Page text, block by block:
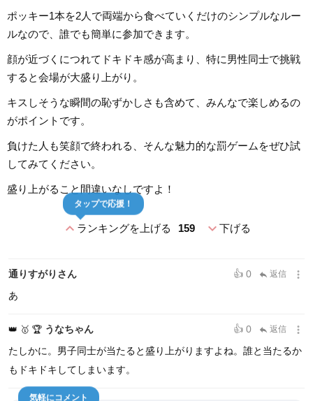
ポッキー1本を2人で両端から食べていくだけのシンプルなルー
ルなので、誰でも簡単に参加できます。
顔が近づくにつれてドキドキ感が高まり、特に男性同士で挑戦
すると会場が大盛り上がり。
キスしそうな瞬間の恥ずかしさも含めて、みんなで楽しめるの
がポイントです。
負けた人も笑顔で終われる、そんな魅力的な罰ゲームをぜひ試
してみてください。
盛り上がること間違いなしですよ！
expand_lessランキングを上げる 159
タップで応援！
expand_more下げる
通りすがりさん 👍 0 reply 返信 more_vert
あ
👑 🥇 🏆 うなちゃん 👍 0 reply 返信 more_vert
たしかに。男子同士が当たると盛り上がりますよね。誰と当たるか
もドキドキしてしまいます。
気軽にコメント